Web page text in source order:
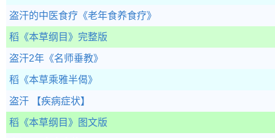
盗汗的中医食疗 《老年食养食疗》
稻 《本草纲目》完整版
盗汗2年 《名师垂教》
稻 《本草乘雅半偈》
盗汗 【疾病症状】
稻 《本草纲目》图文版